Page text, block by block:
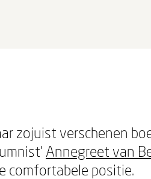
zojuist verschenen
Annegreet van
comfortabele positie.